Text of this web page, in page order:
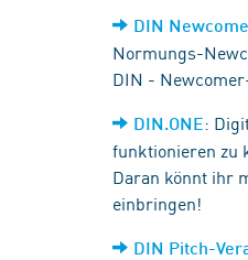
DIN
Normungs-
DIN -
DIN.ONE:
funktionieren zu
Daran könnt ihr
einbringen!
DIN Pitch-